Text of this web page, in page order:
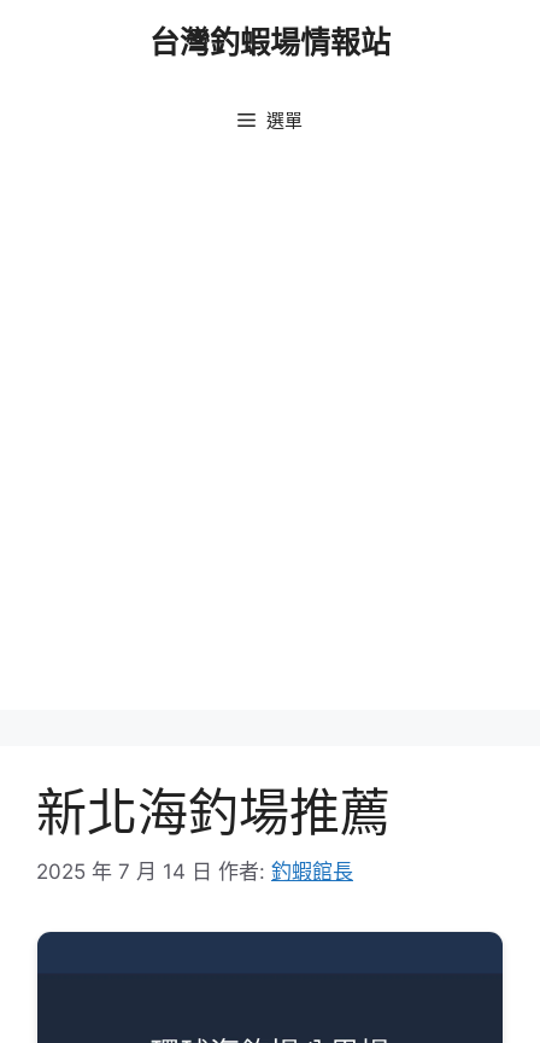
台灣釣蝦場情報站
選單
新北海釣場推薦
2025 年 7 月 14 日 作者: 釣蝦館長